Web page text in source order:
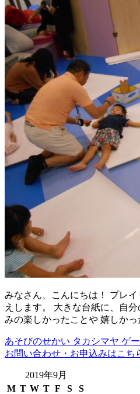
みなさん、こんにちは！ プレ
えします。 大きな台紙に、自
みの楽しかったことや 嬉しか
あそびのせかい タカシマヤ ゲ
お問い合わせ・お申込みはこち
2019年9月
M T W T F S
S